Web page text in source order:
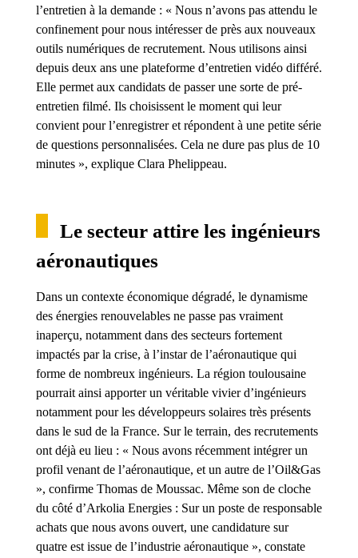
l’entretien à la demande : « Nous n’avons pas attendu le
confinement pour nous intéresser de près aux nouveaux
outils numériques de recrutement. Nous utilisons ainsi
depuis deux ans une plateforme d’entretien vidéo différé.
Elle permet aux candidats de passer une sorte de pré-
entretien filmé. Ils choisissent le moment qui leur
convient pour l’enregistrer et répondent à une petite série
de questions personnalisées. Cela ne dure pas plus de 10
minutes », explique Clara Phelippeau.
Le secteur attire les ingénieurs
aéronautiques
Dans un contexte économique dégradé, le dynamisme
des énergies renouvelables ne passe pas vraiment
inaperçu, notamment dans des secteurs fortement
impactés par la crise, à l’instar de l’aéronautique qui
forme de nombreux ingénieurs. La région toulousaine
pourrait ainsi apporter un véritable vivier d’ingénieurs
notamment pour les développeurs solaires très présents
dans le sud de la France. Sur le terrain, des recrutements
ont déjà eu lieu : « Nous avons récemment intégrer un
profil venant de l’aéronautique, et un autre de l’Oil&Gas
», confirme Thomas de Moussac. Même son de cloche
du côté d’Arkolia Energies : Sur un poste de responsable
achats que nous avons ouvert, une candidature sur
quatre est issue de l’industrie aéronautique », constate